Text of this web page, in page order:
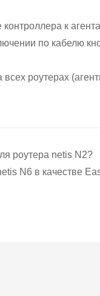
к
по кабелю
роутерах
роутера netis N2?
N6 в качестве